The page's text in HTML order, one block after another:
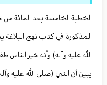
الخطبة الخامسة بعد المائة
المذكورة في كتاب نهج
الله عليه وآله) وأنه خير الناس
يبين أن النبي (صلى الله عليه